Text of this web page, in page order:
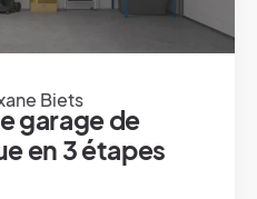
Biets
garage de
en 3 étapes